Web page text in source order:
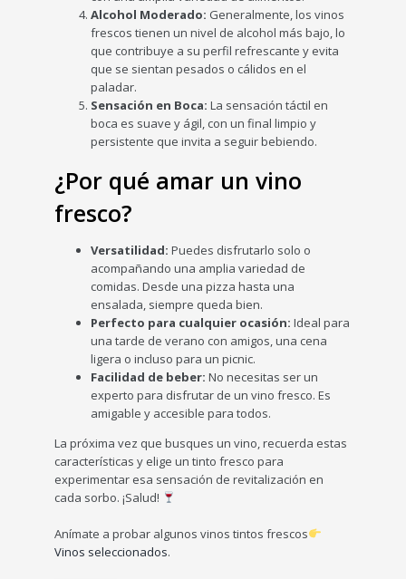
Alcohol Moderado: Generalmente, los vinos
frescos tienen un nivel de alcohol más bajo, lo
que contribuye a su perfil refrescante y evita
que se sientan pesados o cálidos en el
paladar.
Sensación en Boca: La sensación táctil en
boca es suave y ágil, con un final limpio y
persistente que invita a seguir bebiendo.
¿Por qué amar un vino
fresco?
Versatilidad: Puedes disfrutarlo solo o
acompañando una amplia variedad de
comidas. Desde una pizza hasta una
ensalada, siempre queda bien.
Perfecto para cualquier ocasión: Ideal para
una tarde de verano con amigos, una cena
ligera o incluso para un picnic.
Facilidad de beber: No necesitas ser un
experto para disfrutar de un vino fresco. Es
amigable y accesible para todos.
La próxima vez que busques un vino, recuerda estas
características y elige un tinto fresco para
experimentar esa sensación de revitalización en
cada sorbo. ¡Salud!
Anímate a probar algunos vinos tintos frescos
Vinos seleccionados.